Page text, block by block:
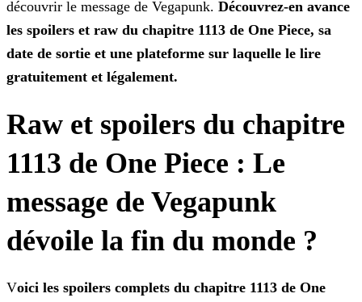
découvrir le message de Vegapunk. Découvrez-en avance
les spoilers et raw du chapitre 1113 de One Piece, sa
date de sortie et une plateforme sur laquelle le lire
gratuitement et légalement.
Raw et spoilers du chapitre
1113 de One Piece : Le
message de Vegapunk
dévoile la fin du monde ?
Voici les spoilers complets du chapitre 1113 de One